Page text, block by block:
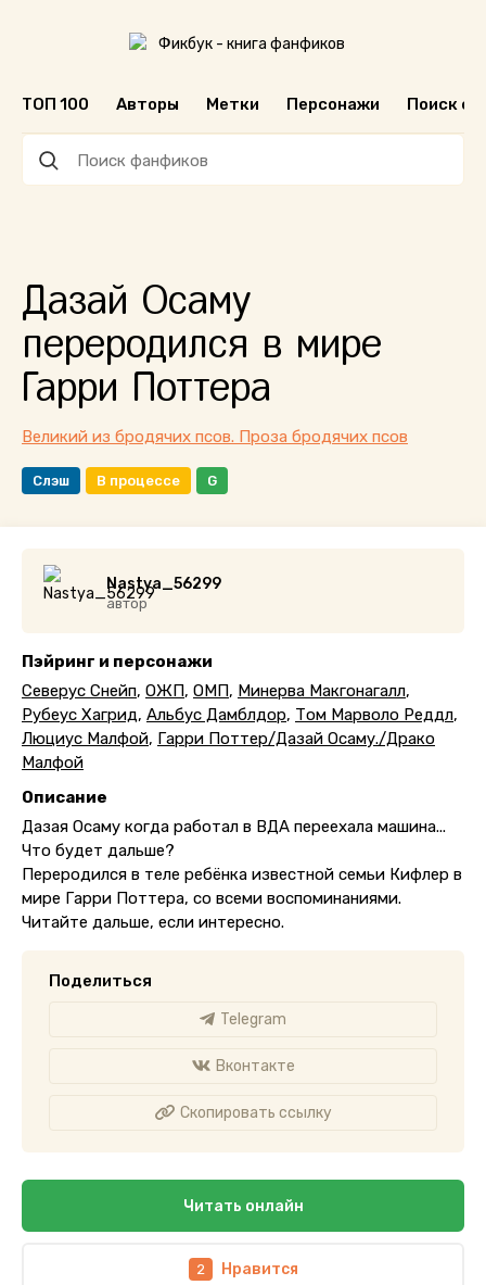
ТОП 100 Авторы Метки Персонажи Поиск
Дазай Осаму
переродился в мире
Гарри Поттера
Великий из бродячих псов. Проза бродячих псов
Слэш В процессе G
Nastya_56299
автор
Пэйринг и персонажи
Северус Снейп, ОЖП, ОМП, Минерва Макгонагалл,
Рубеус Хагрид, Альбус Дамблдор, Том Марволо Реддл,
Люциус Малфой, Гарри Поттер/Дазай Осаму./Драко
Малфой
Описание
Дазая Осаму когда работал в ВДА переехала машина...
Что будет дальше?
Переродился в теле ребёнка известной семьи Кифлер в
мире Гарри Поттера, со всеми воспоминаниями.
Читайте дальше, если интересно.
Поделиться
Telegram
Вконтакте
Скопировать ссылку
Читать онлайн
2 Нравится